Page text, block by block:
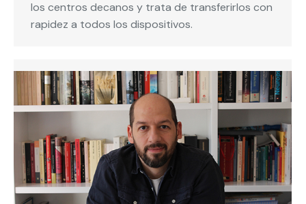
los centros decanos y trata de transferirlos con
rapidez a todos los dispositivos.